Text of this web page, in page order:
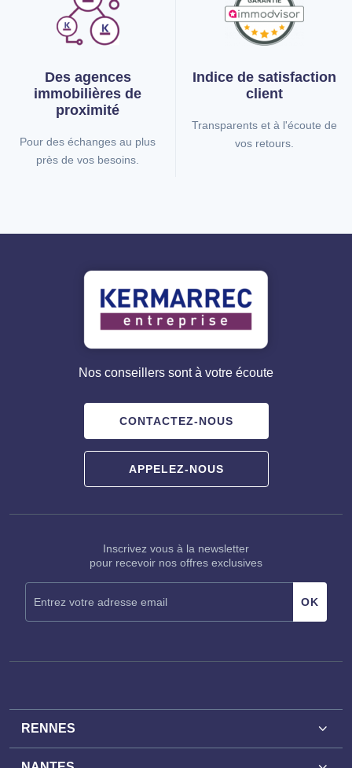
Des agences
immobilières de
proximité
Pour des échanges au plus
près de vos besoins.
Indice desatisfaction
client
Transparents et à l'écoute de
vos retours.
Nos conseillers sont à votre écoute
CONTACTEZ-NOUS
APPELEZ-NOUS
Inscrivez vous à la newsletter
pour recevoir nos offres exclusives
RENNES